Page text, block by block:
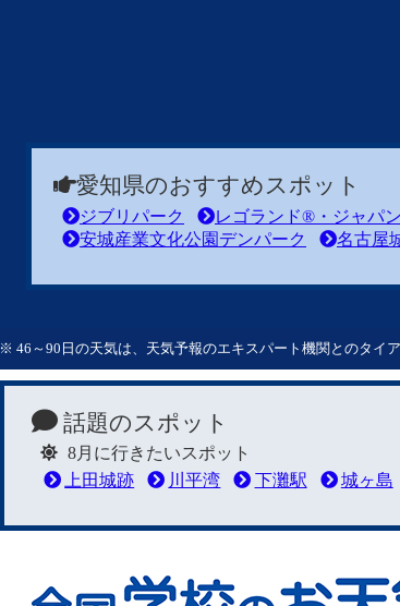
愛知県のおすすめスポット
ジブリパーク レゴランド®・ジャパン
安城産業文化公園デンパーク
名古屋
※ 46～90日の天気は、天気予報のエキスパート機関とのタイ
話題のスポット
8月に行きたいスポット
上田城跡
川平湾 下灘駅 城ヶ島